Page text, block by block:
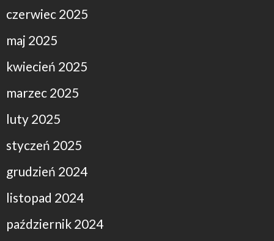
czerwiec 2025
maj 2025
kwiecień 2025
marzec 2025
luty 2025
styczeń 2025
grudzień 2024
listopad 2024
październik 2024